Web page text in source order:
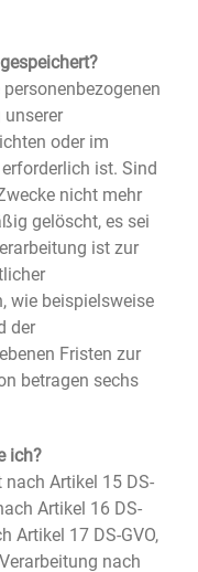
unserer
oder im
ist. Sind
nicht mehr
gelöscht, es sei
ist zur
wie beispielsweise
der
Fristen zur
betragen sechs
ich?
Artikel 15 DS-
Artikel 16 DS-
Artikel 17 DS-GVO,
nach